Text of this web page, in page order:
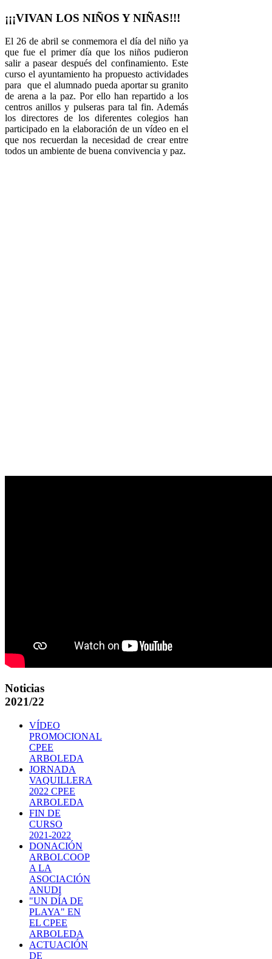
¡¡¡VIVAN LOS NIÑOS Y NIÑAS!!!
El 26 de abril se conmemora el día del niño ya
que fue el primer día que los niños pudieron
salir a pasear después del confinamiento. Este
curso el ayuntamiento ha propuesto actividades
para que el alumnado pueda aportar su granito
de arena a la paz. Por ello han repartido a los
centros anillos y pulseras para tal fin. Además
los directores de los diferentes colegios han
participado en la elaboración de un vídeo en el
que nos recuerdan la necesidad de crear entre
todos un ambiente de buena convivencia y paz.
Noticias
2021/22
VÍDEO
PROMOCIONAL
CPEE
ARBOLEDA
JORNADA
VAQUILLERA
2022 CPEE
ARBOLEDA
FIN DE
CURSO
2021-2022
DONACIÓN
ARBOLCOOP
A LA
ASOCIACIÓN
ANUDI
"UN DÍA DE
PLAYA" EN
EL CPEE
ARBOLEDA
ACTUACIÓN
DE